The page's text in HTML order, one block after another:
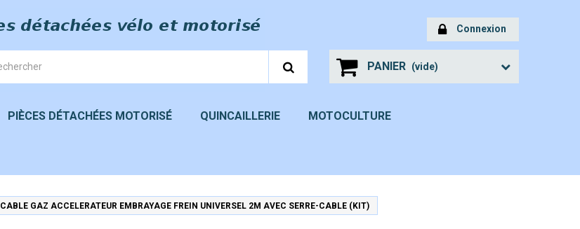
Connexion
PANIER (vide)
PIÈCES DÉTACHÉES MOTORISÉ QUINCAILLERIE MOTOCULTURE
CABLE GAZ ACCELERATEUR EMBRAYAGE FREIN UNIVERSEL 2M AVEC SERRE-CABLE (KIT)